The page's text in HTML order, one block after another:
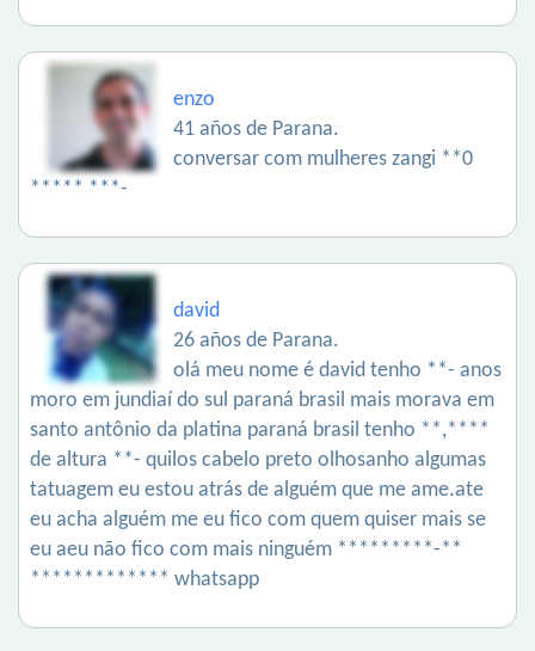
enzo
41 años de Parana.
conversar com mulheres zangi **0
***** ***-
david
26 años de Parana.
olá meu nome é david tenho **- anos
moro em jundiaí do sul paraná brasil mais morava em
santo antônio da platina paraná brasil tenho **,****
de altura **- quilos cabelo preto olhosanho algumas
tatuagem eu estou atrás de alguém que me ame.ate
eu acha alguém me eu fico com quem quiser mais se
eu aeu não fico com mais ninguém *********-**
************* whatsapp